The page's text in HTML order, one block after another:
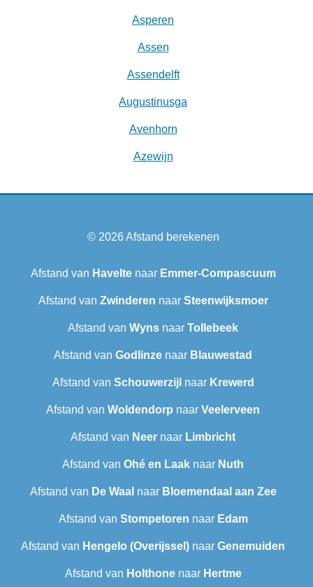
Asperen
Assen
Assendelft
Augustinusga
Avenhorn
Azewijn
© 2026Afstand berekenen
Afstand van Haveltenaar Emmer-Compascuum
Afstand van Zwinderen naar Steenwijksmoer
Afstand van Wyns naar Tollebeek
Afstand van Godlinze naar Blauwestad
Afstand van Schouwerzijl naar Krewerd
Afstand van Woldendorp naar Veelerveen
Afstand van Neer naar Limbricht
Afstand van Ohé en Laak naar Nuth
Afstand van De Waal naar Bloemendaal aan Zee
Afstand van Stompetoren naar Edam
Afstand van Hengelo (Overijssel) naar Genemuiden
Afstand van Holthonenaar Hertme